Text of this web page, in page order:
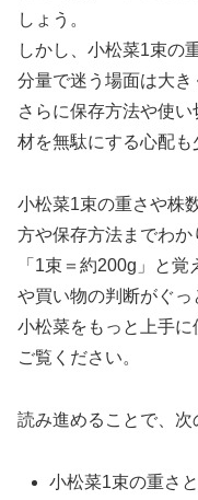
しょう。
しかし、小松菜1束の
分量で迷う場面は大き
さらに保存方法や使
材を無駄にする心配も
小松菜1束の重さや株
方や保存方法までわか
「1束＝約200g」と
や買い物の判断がぐっ
小松菜をもっと上手
ご覧ください。
読み進めることで、次
小松菜1束の重さ